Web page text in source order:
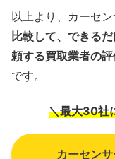
以上より、カーセ
比較して、できる
頼する買取業者の
です。
＼最大30社
カーセン